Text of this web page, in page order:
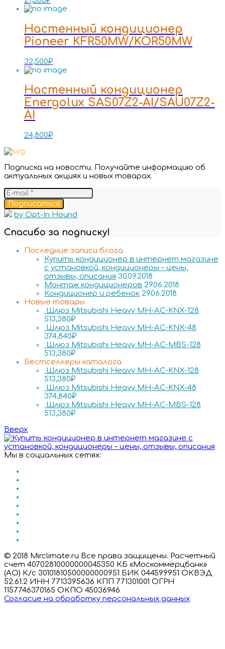
Настенный кондиционер
Pioneer KFR50MW/KOR50MW
32,500₽
Настенный кондиционер
Energolux SAS07Z2-AI/SAU07Z2-
AI
24,800₽
Подписка на новости. Получайте информацию об
актуальных акциях и новых товарах.
Подписаться
by Opt-In Hound
Спасибо за подписку!
Последние записи блога
Купить кондиционер в интернет магазине
с установкой, кондиционеры – цены,
отзывы, описания 30.09.2018
Монтаж кондиционеров 29.06.2018
Кондиционер и ребенок 29.06.2018
Новые товары
Шлюз Mitsubishi Heavy MH-AC-KNX-128
513,380₽
Шлюз Mitsubishi Heavy MH-AC-KNX-48
374,840₽
Шлюз Mitsubishi Heavy MH-AC-MBS-128
513,380₽
Бестселлеры каталога
Шлюз Mitsubishi Heavy MH-AC-KNX-128
513,380₽
Шлюз Mitsubishi Heavy MH-AC-KNX-48
374,840₽
Шлюз Mitsubishi Heavy MH-AC-MBS-128
513,380₽
Вверх
Мы в социальных сетях:
© 2018 Mirclimate.ru Все права защищены. Расчетный
счет 40702810000000045350 КБ «Москоммерцбанк»
(АО) К/с 30101810500000000951 БИК 044599951 ОКВЭД
52.61.2 ИНН 7713395636 КПП 771301001 ОГРН
1157746370165 ОКПО 45036946
Согласие на обработку персональных данных